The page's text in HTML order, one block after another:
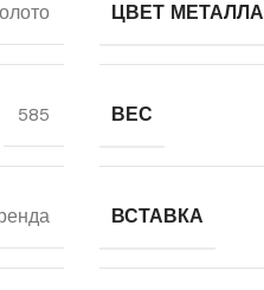
ЦВЕТ МЕТАЛЛА
585 ВЕС
ВСТАВКА